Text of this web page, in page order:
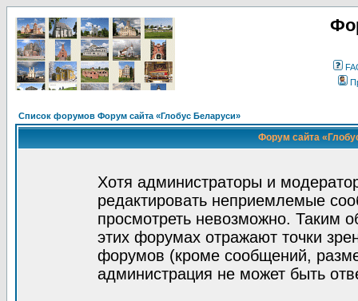
Список форумов Форум сайта «Глобус Беларуси»
Форум сайта
Хотя администраторы и
редактировать неприемлемые
просмотреть невозможно. Таким
этих форумах отражают точки
форумов (кроме сообщений,
администрация не может быть